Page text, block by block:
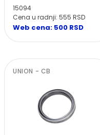
15094
Cena u radnji: 555 RSD
Web cena: 500 RSD
UNION - CB